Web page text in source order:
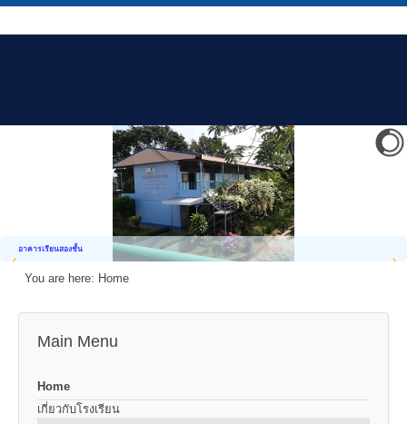
อาคารเรียนสองชั้น
You are here: Home
Main Menu
Home
เกี่ยวกับโรงเรียน